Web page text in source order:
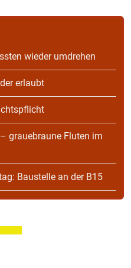
wieder umdrehen
erlaubt
grauebraune Fluten im
Baustelle an der B15